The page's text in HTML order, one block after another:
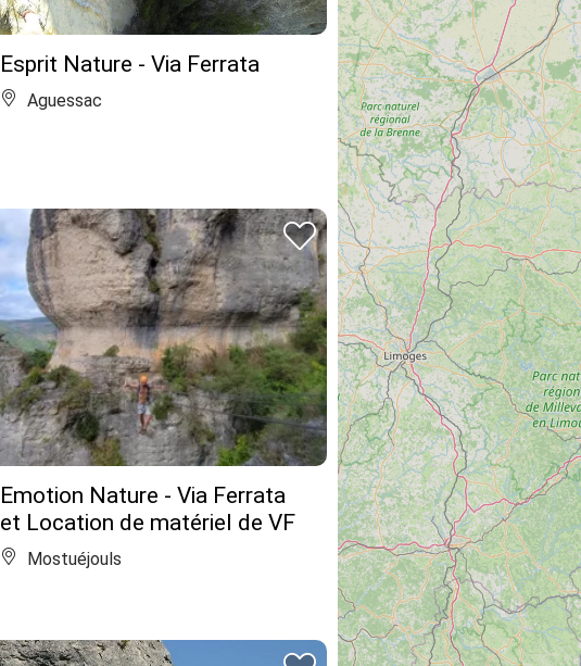
Esprit Nature - Via Ferrata
Aguessac
Emotion Nature - Via Ferrata
et Location de matériel de VF
Mostuéjouls